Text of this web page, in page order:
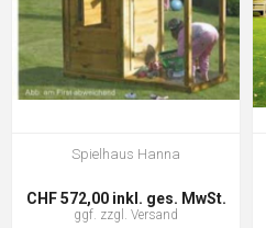
Spielhaus Hanna
CHF 572,00 inkl. ges. MwSt.
ggf. zzgl. Versand